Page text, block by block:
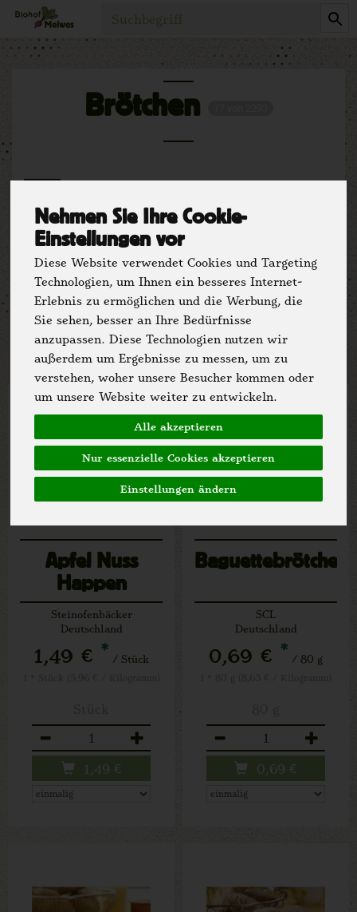
Nehmen Sie Ihre Cookie-
Einstellungen vor
Diese Website verwendet Cookies und Targeting
Technologien, um Ihnen ein besseres Internet-
Erlebnis zu ermöglichen und die Werbung, die
Sie sehen, besser an Ihre Bedürfnisse
anzupassen. Diese Technologien nutzen wir
außerdem um Ergebnisse zu messen, um zu
verstehen, woher unsere Besucher kommen oder
um unsere Website weiter zu entwickeln.
Alle akzeptieren
Nur essenzielle Cookies akzeptieren
Einstellungen ändern
Produkt
Brötchen
Hersteller Ernährung
Allergene
Apfel Nuss
Happen
Steinofenbäcker
Deutschland
1,49 € * / Stück
1,49 €
Baguettebrötchen
SCL
Deutschland
0,69 € * / 80 g
0,69 €